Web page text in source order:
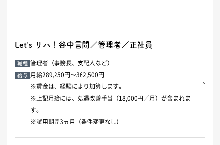
Let's リハ！谷中言問／管理者／正社員
職種 管理者（事務長、支配人など）
給与 月給289,250円～362,500円
※賃金は、経験により加算します。
※上記月給には、処遇改善手当（18,000円／月）が含まれま
す。
※試用期間3ヵ月（条件変更なし）